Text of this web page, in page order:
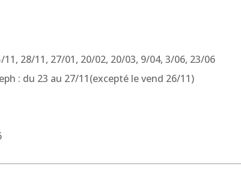
28/11, 27/01, 20/02, 20/03, 9/04, 3/06, 23/06
: du 23 au 27/11(excepté le vend 26/11)